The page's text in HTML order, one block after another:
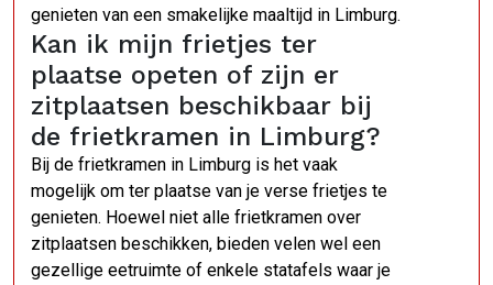
genieten van een smakelijke maaltijd in Limburg.
Kan ik mijn frietjes ter
plaatse opeten of zijn er
zitplaatsen beschikbaar bij
de frietkramen in Limburg?
Bij de frietkramen in Limburg is het vaak
mogelijk om ter plaatse van je verse frietjes te
genieten. Hoewel niet alle frietkramen over
zitplaatsen beschikken, bieden velen wel een
gezellige eetruimte of enkele statafels waar je